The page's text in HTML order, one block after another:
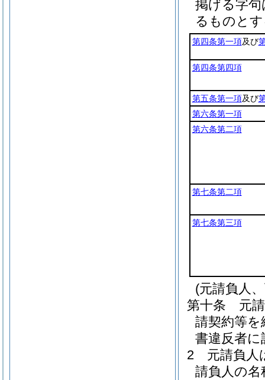
掲げる字
るものと
第四条第一項及び
第四条第四項
第五条第一項及び
第六条第一項
第六条第二項
第七条第二項
第七条第三項
(元請負人
第十条
元
請契約等を
書違反者
2
元請負人
請負人の